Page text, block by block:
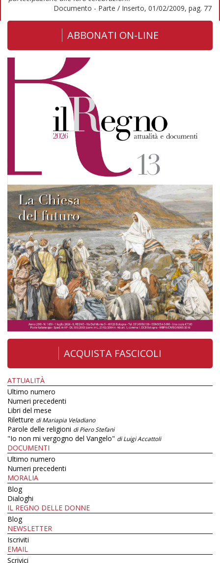
Documento - Parte / Inserto, 01/02/2009, pag. 77
ABBONATI ON-LINE
ACQUISTA FASCICOLI
ATTUALITÀ
Ultimo numero
Numeri precedenti
Libri del mese
Riletture di Mariapia Veladiano
Parole delle religioni di Piero Stefani
"Io non mi vergogno del Vangelo" di Luigi Accattoli
DOCUMENTI
Ultimo numero
Numeri precedenti
MORALIA
Blog
Dialoghi
IL REGNO DELLE DONNE
Blog
NEWSLETTER
Iscriviti
EMAIL
Scrivici